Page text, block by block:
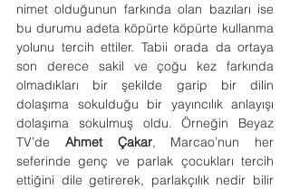
nimet olduğunun farkında olan bazıları ise
bu durumu adeta köpürte köpürte kullanma
yolunu tercih ettiler. Tabii orada da ortaya
son derece sakil ve çoğu kez farkında
olmadıkları bir şekilde garip bir dilin
dolaşıma sokulduğu bir yayıncılık anlayışı
dolaşıma sokulmuş oldu. Örneğin Beyaz
TV’de Ahmet Çakar, Marcao’nun her
seferinde genç ve parlak çocukları tercih
ettiğini dile getirerek, parlakçılık nedir bilir